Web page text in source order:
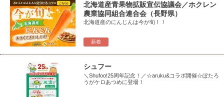
新着
北海道産青果物拡販宣伝協議会／ホクレン
農業協同組合連合会（長野県）
北海道産のにんじんは今が旬！！
シュフー
＼Shufoo!25周年記念！／☆aruku&コラボ開催☆ぽたろ
うがケロあつめに登場！